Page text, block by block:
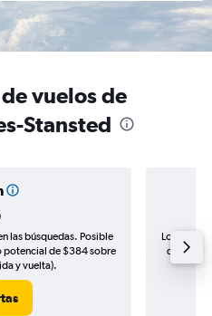
vuelos de
Stansted
las búsquedas. Posible
potencial de $384 sobre
y vuelta).
Los
de